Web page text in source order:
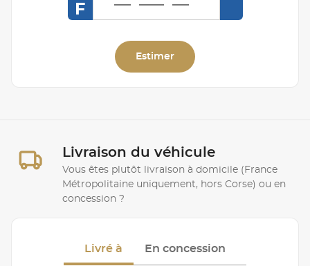
F
Estimer
Livraison du véhicule
Vous êtes plutôt livraison à domicile (France
Métropolitaine uniquement, hors Corse) ou en
concession ?
Livré à En concession